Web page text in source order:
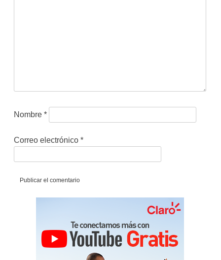
Nombre *
Correo electrónico *